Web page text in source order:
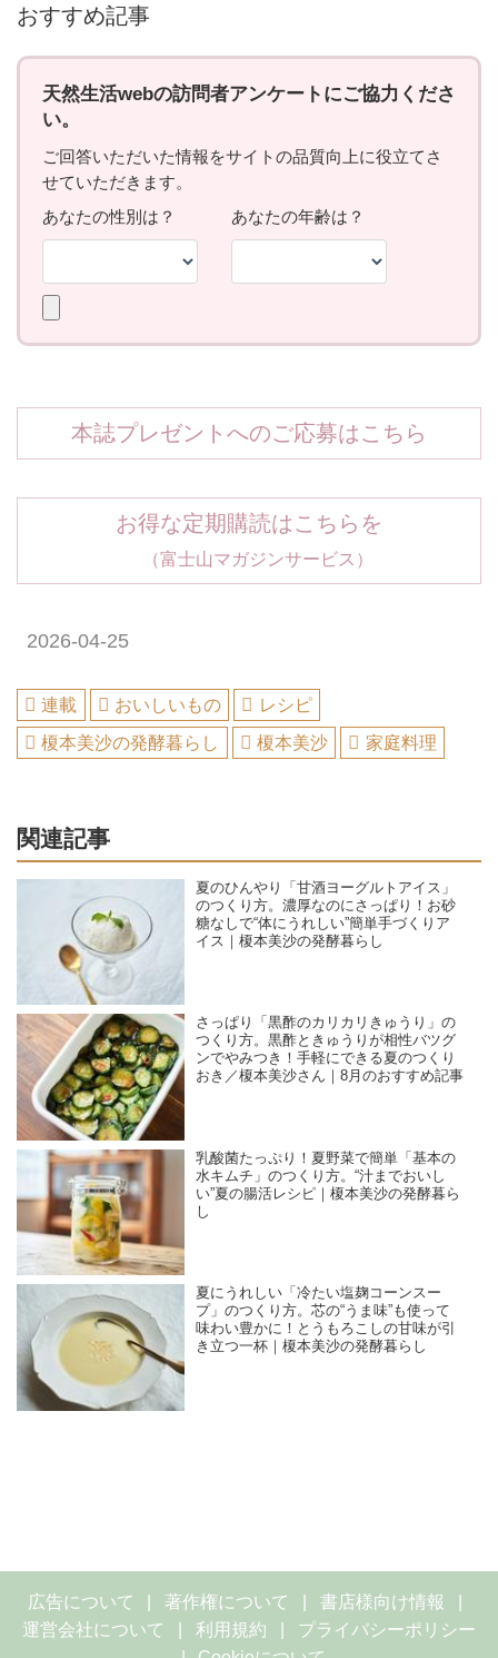
おすすめ記事
本誌プレゼントへのご応募はこちら
お得な定期購読はこちらを
（富士山マガジンサービス）
2026-04-25
連載 おいしいもの
レシピ
榎本美沙の発酵暮らし
榎本美沙 家庭料理
関連記事
夏のひんやり「甘酒ヨーグルトアイス」
のつくり方。濃厚なのにさっぱり！お砂
糖なしで“体にうれしい”簡単手づくりア
イス｜榎本美沙の発酵暮らし
さっぱり「黒酢のカリカリきゅうり」の
つくり方。黒酢ときゅうりが相性バツグ
ンでやみつき！手軽にできる夏のつくり
おき／榎本美沙さん｜8月のおすすめ記事
乳酸菌たっぷり！夏野菜で簡単「基本の
水キムチ」のつくり方。“汁までおいし
い”夏の腸活レシピ｜榎本美沙の発酵暮ら
し
夏にうれしい「冷たい塩麹コーンスー
プ」のつくり方。芯の“うま味”も使って
味わい豊かに！とうもろこしの甘味が引
き立つ一杯｜榎本美沙の発酵暮らし
広告について 著作権について
書店様向け情報
運営会社について
利用規約
プライバシーポリシー